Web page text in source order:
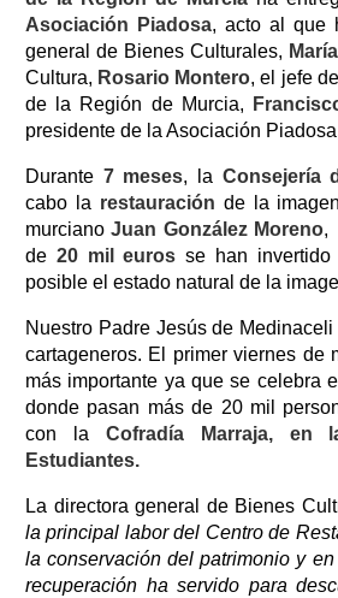
Asociación Piadosa, acto al que
general de Bienes Culturales,
Cultura, Rosario Montero, el jefe
de la Región de Murcia,
presidente de la Asociación
Durante 7 meses, la Consejería
cabo la restauración de la
murciano Juan González Moreno,
de 20 mil euros se han invertido
posible el estado natural de la
Nuestro Padre Jesús de
cartageneros. El primer viernes de
más importante ya que se celebra
donde pasan más de 20 mil
con la Cofradía Marraja, en
Estudiantes.
La directora general de Bienes
la principal labor del Centro de
la conservación del patrimonio y
recuperación ha servido para